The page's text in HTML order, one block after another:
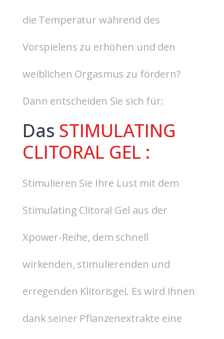
die Temperatur während des
Vorspielens zu erhöhen und den
weiblichen Orgasmus zu fördern?
Dann entscheiden Sie sich für:
Das STIMULATING
CLITORAL GEL :
Stimulieren Sie Ihre Lust mit dem
Stimulating Clitoral Gel aus der
Xpower-Reihe, dem schnell
wirkenden, stimulierenden und
erregenden Klitorisgel. Es wird Ihnen
dank seiner Pflanzenextrakte eine